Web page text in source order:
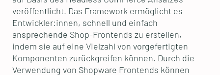
veröffentlicht. Das Framework ermöglicht es
Entwickler:innen, schnell und einfach
ansprechende Shop-Frontends zu erstellen,
indem sie auf eine Vielzahl von vorgefertigten
Komponenten zurückgreifen können. Durch die
Verwendung von Shopware Frontends können